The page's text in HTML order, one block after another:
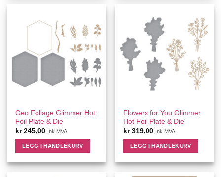
Geo Foliage Glimmer Hot
Foil Plate & Die
kr245,00 Ink.MVA
LEGG I HANDLEKURV
Flowers for You Glimmer
Hot Foil Plate & Die
kr319,00 Ink.MVA
LEGG I HANDLEKURV